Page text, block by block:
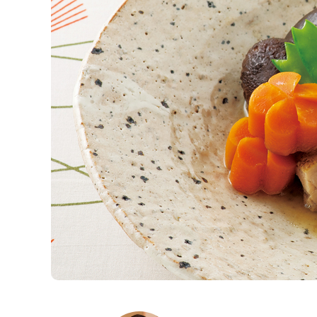
エ
デ
ュ
ケ
ー
シ
ョ
ナ
ル
ん
な
の
き
ょ
う
の